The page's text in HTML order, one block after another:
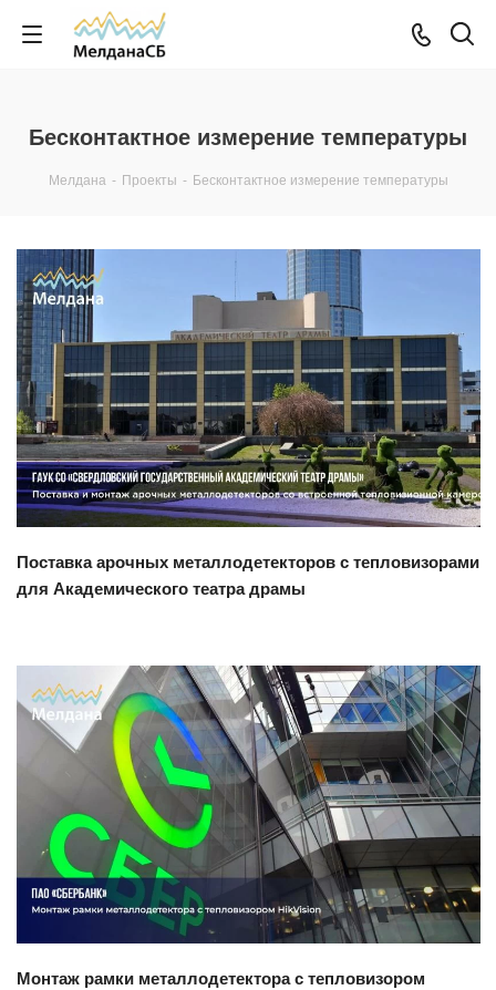
Бесконтактное измерение температуры
Мелдана - Проекты - Бесконтактное измерение температуры
Смотреть проект
Поставка арочных металлодетекторов с тепловизорами
для Академического театра драмы
Смотреть проект
Монтаж рамки металлодетектора с тепловизором